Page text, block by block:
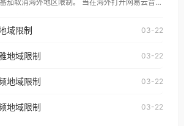
中国大陆地区播放。 遇到这个问题的朋友们，
番茄回国加速器，即可解决「海外用户收听腾讯
、美国、加拿大、澳大利亚、欧洲等国家和地区
制所困扰。
取消海外地区限制。 当在海外打开网易云音
示语。 海外用户如香港、澳门、台湾、美
、加拿大、澳大利亚、欧洲等国家和地区时，网易
题，且仅能在中国大陆地区播放。 遇到这个问题
听网易云音乐地区版权限制」的问题，无论人在
域限制 03-22
地域限制 03-22
地域限制 03-22
地域限制 03-22